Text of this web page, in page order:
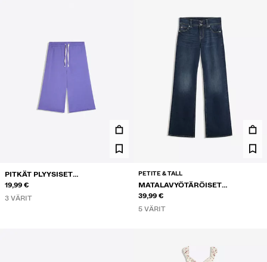
PITKÄT PLYYSISET
BERMUDASHORTSIT
19,99 €
3 VÄRIT
PETITE & TALL
MATALAVYÖTÄRÖISET
BOOTCUT-FARKUT
39,99 €
5 VÄRIT